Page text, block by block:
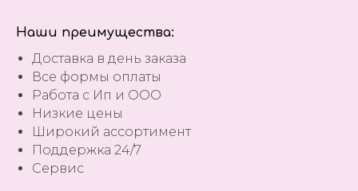
Наши преимущества:
Доставка в день заказа
Все формы оплаты
Работа с Ип и ООО
Низкие цены
Широкий ассортимент
Поддержка 24/7
Сервис